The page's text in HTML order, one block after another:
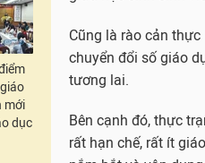
mới
dục
ghép trong các môn
nghệ để giải quyết
Do đó, vai trò của
giáo dục. Nơi nào
chuyển đổi số trong
Một số giải pháp